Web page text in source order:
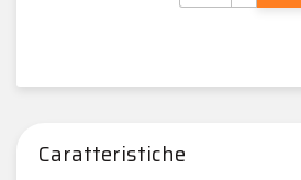
Caratteristiche